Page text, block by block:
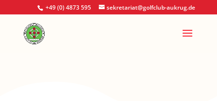
+49 (0) 4873 595 sekretariat@golfclub-aukrug.de